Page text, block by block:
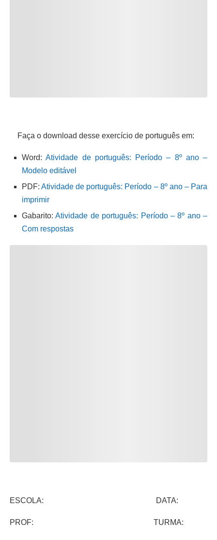
Faça o download desse exercício de português em:
Word:Atividade de português: Período – 8º ano –
Modelo editável
PDF:Atividade de português: Período – 8º ano – Para
imprimir
Gabarito:Atividade de português: Período – 8º ano –
Com respostas
ESCOLA: DATA:
PROF: TURMA: